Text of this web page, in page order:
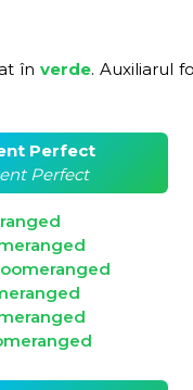
în verde. Auxiliarul
Perfect
Perfect